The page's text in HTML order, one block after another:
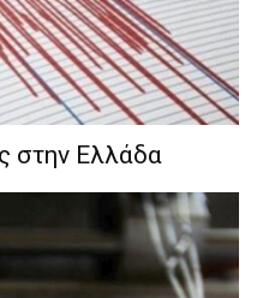
στην Ελλάδα